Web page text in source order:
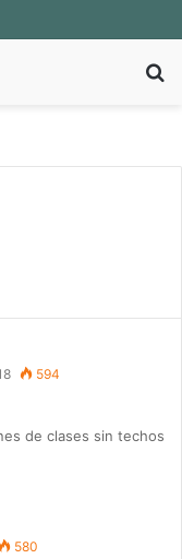
594
de clases sin techos
580